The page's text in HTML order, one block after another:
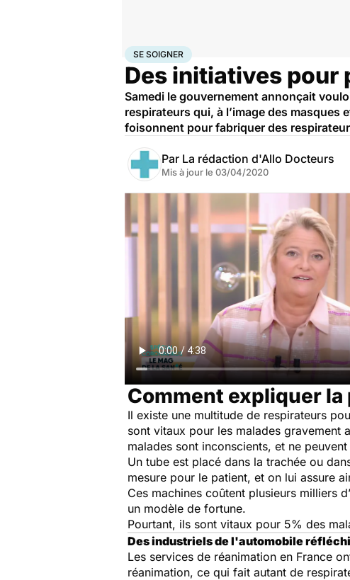
AccueilSantéMaladies
SE SOIGNER
Des initiatives pour
Samedi ​le gouvernement annonçait
respirateurs qui, à l’image des
foisonnent pour fabriquer des
Par La rédaction d'Allo Docteurs
Mis à jour le 03/04/2020
Comment expliquer la
Il existe une multitude de respirateurs
sont vitaux pour les malades gravement
malades sont inconscients, et ne
Un tube est placé dans la trachée ou
mesure pour le patient, et on lui assure
Ces machines coûtent plusieurs milliers
un modèle de fortune.
Pourtant, ils sont vitaux pour 5% des
Des industriels de l'automobile
Les services de réanimation en France
réanimation, ce qui fait autant de